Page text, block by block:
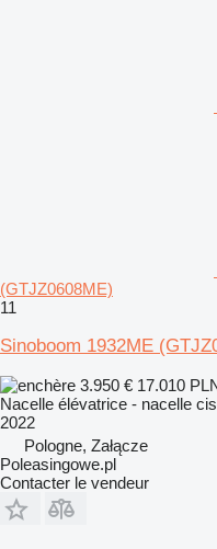
(GTJZ0608ME)
11
Sinoboom 1932ME
3.950 € 17.010
Nacelle élévatrice - nacelle
2022
Pologne, Załącze
Poleasingowe.pl
Contacter le vendeur